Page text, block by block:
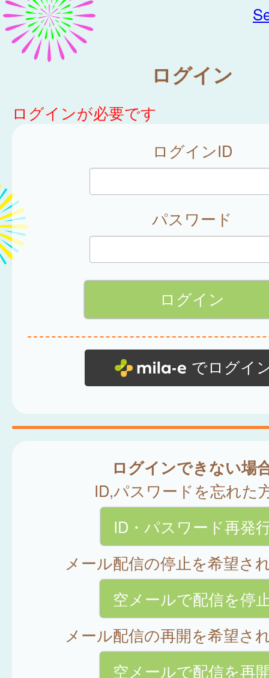
ログイン
ログインが必要です
ログインID
パスワード
でログイ
ログインできない場
ID,パスワードを忘れた
ID・パスワード再発
メール配信の停止を希望さ
空メールで配信を停
メール配信の再開を希望さ
空メールで配信を再